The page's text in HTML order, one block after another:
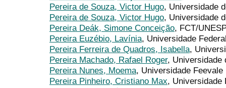
Pereira de Souza, Victor Hugo, Universidade
Pereira de Souza, Victor Hugo, Universidade
Pereira Deák, Simone Conceição, FCT/
Pereira Euzébio, Lavínia, Universidade
Pereira Ferreira de Quadros, Isabella,
Pereira Machado, Rafael Roger, Universidade
Pereira Nunes, Moema, Universidade Feevale
Pereira Pinheiro, Cristiano Max, Universidade